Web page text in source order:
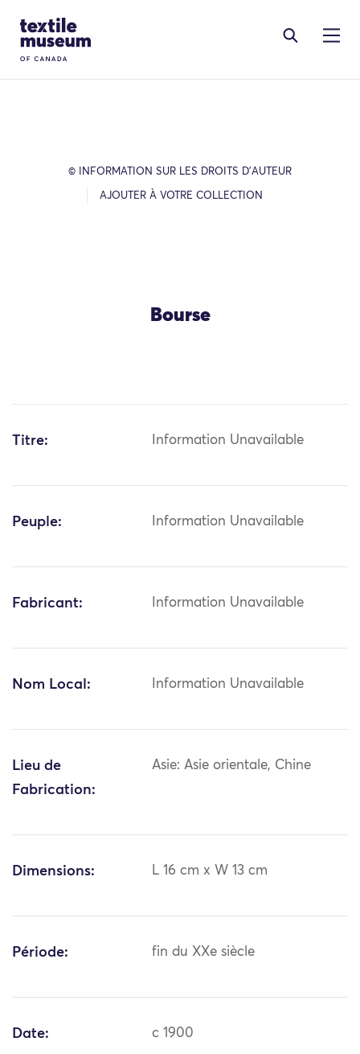
Site Logo
© INFORMATION SUR LES DROITS D’AUTEUR
AJOUTER À VOTRE COLLECTION
Bourse
Titre: Information Unavailable
Peuple: Information Unavailable
Fabricant: Information Unavailable
Nom Local: Information Unavailable
Lieu de
Fabrication:
Asie: Asie orientale, Chine
Dimensions: L 16 cm x W 13 cm
Période: fin du XXe siècle
Date: c 1900